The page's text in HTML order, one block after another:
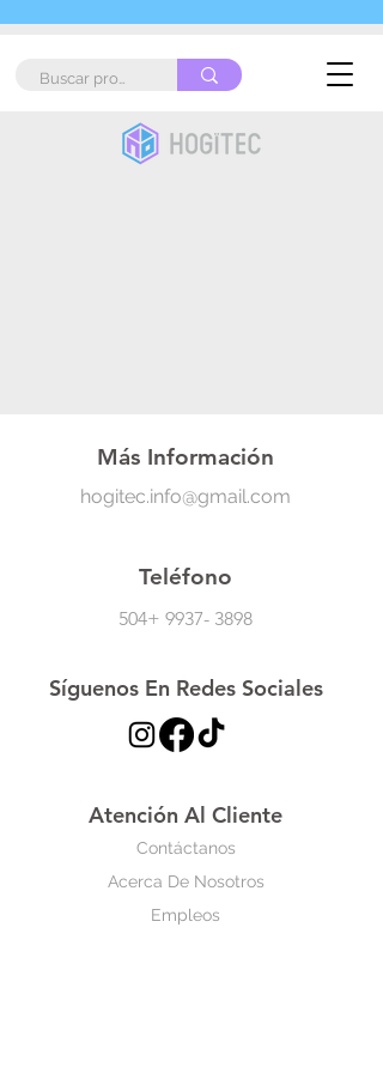
Más Información
hogitec.info@gmail.com
Teléfono
504+ 9937- 3898
Síguenos En Redes Sociales
Atención Al Cliente
Contáctanos
Acerca De Nosotros
Empleos